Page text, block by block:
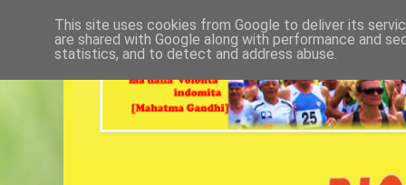
This site uses cookies from Google to deliver its
are shared with Google along with performance and
statistics, and to detect and address abuse.